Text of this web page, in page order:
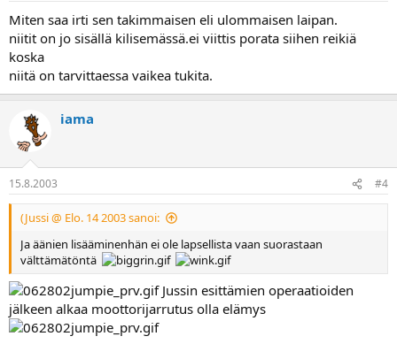
Miten saa irti sen takimmaisen eli ulommaisen laipan.
niitit on jo sisällä kilisemässä.ei viittis porata siihen reikiä
koska
niitä on tarvittaessa vaikea tukita.
iama
15.8.2003 #4
(Jussi @ Elo. 14 2003 sanoi:
Ja äänien lisääminenhän ei ole lapsellista vaan suorastaan
välttämätöntä
Jussin esittämien operaatioiden
jälkeen alkaa moottorijarrutus olla elämys